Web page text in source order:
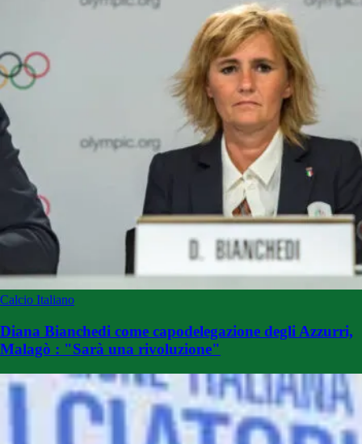
Calcio Italiano
Diana Bianchedi come capodelegazione degli Azzurri,
Malagò : "Sarà una rivoluzione"